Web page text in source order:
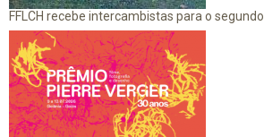
FFLCH recebe intercambistas para o